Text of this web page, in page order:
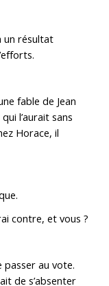
un résultat
fable de Jean
l’aurait sans
Horace, il
contre, et vous ?
passer au vote.
de s’absenter